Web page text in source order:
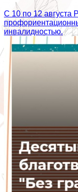
С 10 по 12 августа
инвалидностью.